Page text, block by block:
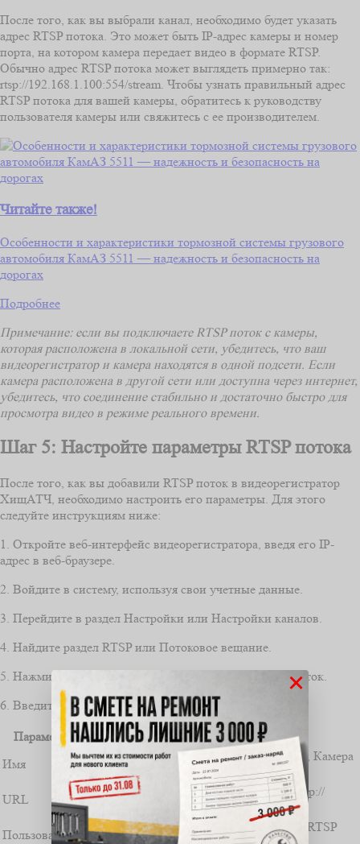
После того, как вы выбрали канал, необходимо будет указать
адрес RTSP потока. Это может быть IP-адрес камеры и номер
порта, на котором камера передает видео в формате RTSP.
Обычно адрес RTSP потока может выглядеть примерно так:
rtsp://192.168.1.100:554/stream. Чтобы узнать правильный адрес
RTSP потока для вашей камеры, обратитесь к руководству
пользователя камеры или свяжитесь с ее производителем.
Читайте также!
Особенности и характеристики тормозной системы грузового
автомобиля КамАЗ 5511 — надежность и безопасность на
дорогах
Подробнее
Примечание: если вы подключаете RTSP поток с камеры,
которая расположена в локальной сети, убедитесь, что ваш
видеорегистратор и камера находятся в одной подсети. Если
камера расположена в другой сети или доступна через интернет,
убедитесь, что соединение стабильно и достаточно быстро для
просмотра видео в режиме реального времени.
Шаг 5: Настройте параметры RTSP потока
После того, как вы добавили RTSP поток в видеорегистратор
ХищАТЧ, необходимо настроить его параметры. Для этого
следуйте инструкциям ниже:
1. Откройте веб-интерфейс видеорегистратора, введя его IP-
адрес в веб-браузере.
2. Войдите в систему, используя свои учетные данные.
3. Перейдите в раздел Настройки или Настройки каналов.
4. Найдите раздел RTSP или Потоковое вещание.
5. Нажмите на кнопку Добавить или Создать новый поток.
6. Введите следующие параметры RTSP потока:
Параметр
Значение
Имя
Введите имя для RTSP потока (например, Камера
1).
URL
Введите URL RTSP потока (например, rtsp://
адрес_вашей_камеры/live).
Пользователь
Введите имя пользователя для доступа к RTSP
×